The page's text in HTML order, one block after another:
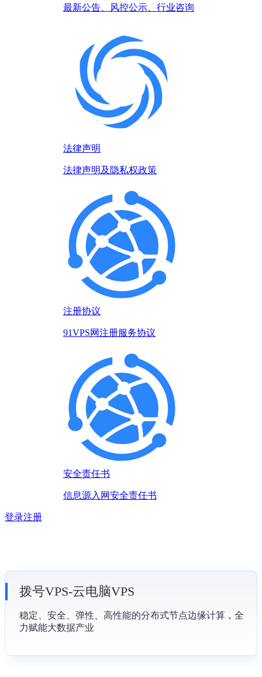
最新公告、风控公示、行业咨询
法律声明
法律声明及隐私权政策
注册协议
91VPS网注册服务协议
安全责任书
信息源入网安全责任书
登录注册
拨号VPS-云电脑VPS
稳定、安全、弹性、高性能的分布式节点边缘计算，全
力赋能大数据产业